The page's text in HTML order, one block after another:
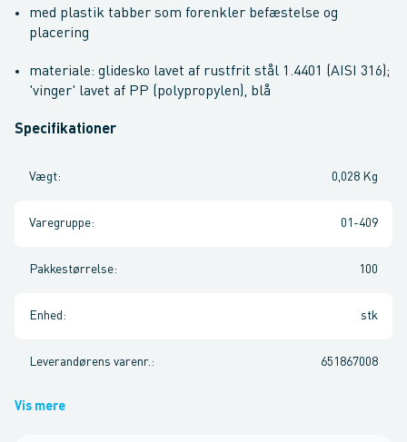
med plastik tabber som forenkler befæstelse og
placering
materiale: glidesko lavet af rustfrit stål 1.4401 (AISI 316);
'vinger' lavet af PP (polypropylen), blå
Specifikationer
Vægt: 0,028 Kg
Varegruppe: 01-409
Pakkestørrelse: 100
Enhed : stk
Leverandørens varenr. : 651867008
Vis mere